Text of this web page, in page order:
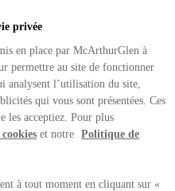
privée
en place par McArthurGlen à
permettre au site de fonctionner
analysent l’utilisation du site,
qui vous sont présentées. Ces
les acceptiez. Pour plus
et notre Politique de
à tout moment en cliquant sur «